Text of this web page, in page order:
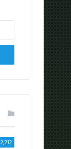
2,212